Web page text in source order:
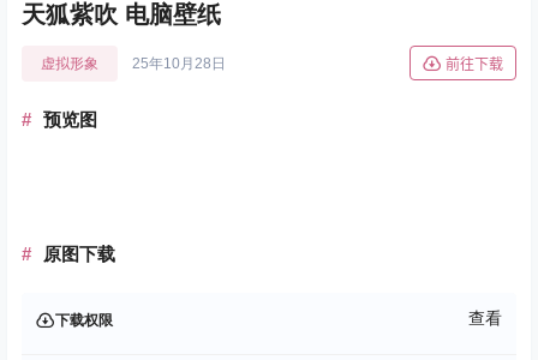
天狐紫吹 电脑壁纸
虚拟形象 25年10月28日 前往下载
预览图
原图下载
下载权限 查看